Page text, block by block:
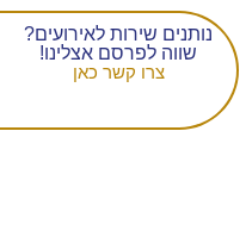
נותנים שירות לאירועים?
שווה לפרסם אצלינו!
צרו קשר כאן